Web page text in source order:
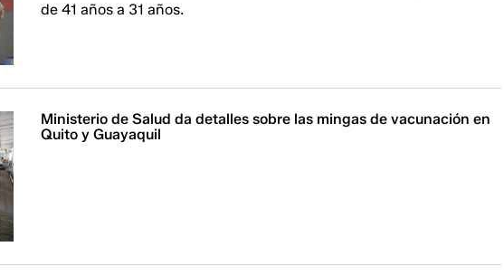
de 41 años a 31 años.
Ministerio de Salud da detalles sobre las mingas de vacunación en
Quito y Guayaquil